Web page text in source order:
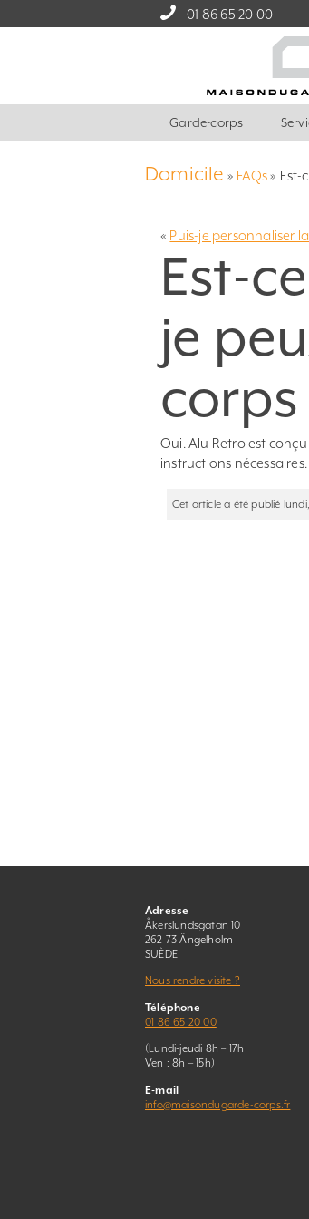
01 86 65 20 00
Garde-corps
Domicile » FAQs» Est-
« Puis-je personnaliser
Est-
je
Oui. Alu Retro est
instructions
Cet article a été publié
Adresse
Åkerslundsgatan 10
262 73 Ängelholm
SUÈDE
Nous rendre visite ?
Téléphone
01 86 65 20 00
(Lundi-jeudi 8h – 17h
Ven : 8h – 15h)
E-mail
info@maisondugarde-corps.fr